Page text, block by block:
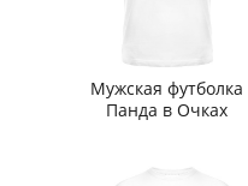
Мужская футболка
Панда в Очках